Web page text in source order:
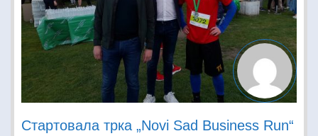
Стартовала трка „Novi Sad Business Run“